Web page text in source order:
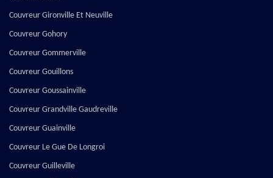
Couvreur Gironville Et Neuville
Couvreur Gohory
Couvreur Gommerville
Couvreur Gouillons
Couvreur Goussainville
Couvreur Grandville Gaudreville
Couvreur Guainville
Couvreur Le Gue De Longroi
Couvreur Guilleville